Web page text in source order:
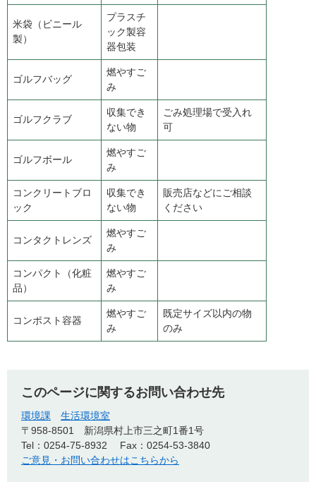
米袋（ビニール
製）
プラスチ
ック製容
器包装
ゴルフバッグ
燃やすご
み
ゴルフクラブ
収集でき
ない物
ごみ処理場で受入れ
可
ゴルフボール
燃やすご
み
コンクリートブロ
ック
収集でき
ない物
販売店などにご相談
ください
コンタクトレンズ
燃やすご
み
コンパクト（化粧
品）
燃やすご
み
コンポスト容器
燃やすご
み
既定サイズ以内の物
のみ
このページに関するお問い合わせ先
環境課
生活環境室
〒958-8501
新潟県村上市三之町1番1号
Tel：0254-75-8932
Fax：0254-53-3840
ご意見・お問い合わせはこちらから